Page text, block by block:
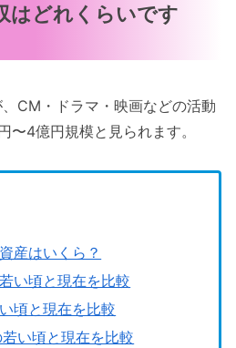
はどれくらいです
CM・ドラマ・映画などの活動
〜4億円規模と見られます。
産はいくら？
い頃と現在を比較
頃と現在を比較
い頃と現在を比較